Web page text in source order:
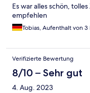
Es war alles schön,
empfehlen
Tobias, Aufenthalt von 3
Verifizierte Bewertung
8/10 – Sehr gut
4. Aug. 2023